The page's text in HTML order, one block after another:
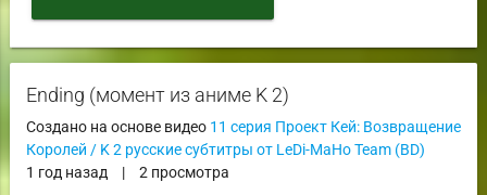
Ending (момент из аниме K 2)
Создано на основе видео 11 серия Проект Кей: Возвращение
Королей / K 2 русские субтитры от LeDi-MaHo Team (BD)
1 год назад
|
2 просмотра